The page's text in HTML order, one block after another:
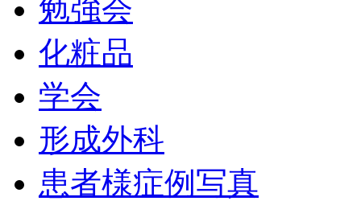
勉強会
化粧品
学会
形成外科
患者様症例写真